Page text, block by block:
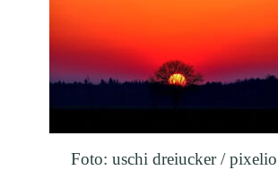
Foto: uschi dreiucker /